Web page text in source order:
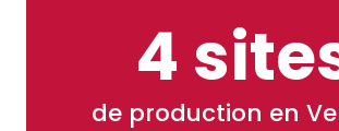
4
de production en